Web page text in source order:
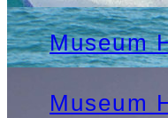
Museum
Museum